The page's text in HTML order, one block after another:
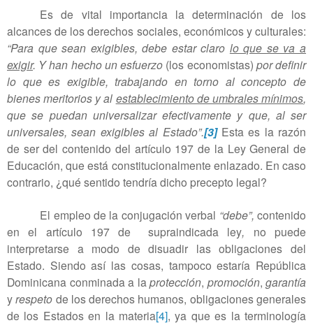
Es de vital importancia la determinación de los
alcances de los derechos sociales, económicos y culturales:
“Para que sean exigibles, debe estar claro lo que se va a
exigir. Y han hecho un esfuerzo (los economistas) por definir
lo que es exigible, trabajando en torno al concepto de
bienes meritorios y al establecimiento de umbrales mínimos,
que se puedan universalizar efectivamente y que, al ser
universales, sean exigibles al Estado”.[3]Esta es la razón
de ser del contenido del artículo 197 de la Ley General de
Educación, que está constitucionalmente enlazado. En caso
contrario, ¿qué sentido tendría dicho precepto legal?
El empleo de la conjugación verbal “debe”,contenido
en el artículo 197 de
supraindicada ley, no puede
interpretarse a modo de disuadir las obligaciones del
Estado. Siendo así las cosas, tampoco estaría República
Dominicana conminada a la protección, promoción, garantía
yrespeto de los derechos humanos, obligaciones generales
de los Estados en la materia[4], ya que es la terminología